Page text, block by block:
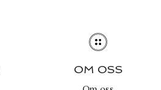
OM OSS